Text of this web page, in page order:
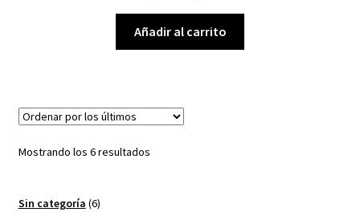
precio
original
era:
precio
actual
es:
Añadir al carrito
Mostrando los 6 resultadosOrdenado
Sin categoría 66